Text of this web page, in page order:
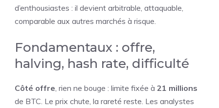
d’enthousiastes : il devient arbitrable, attaquable,
comparable aux autres marchés à risque.
Fondamentaux : offre,
halving, hash rate, difficulté
Côté offre, rien ne bouge : limite fixée à 21 millions
de BTC. Le prix chute, la rareté reste. Les analystes